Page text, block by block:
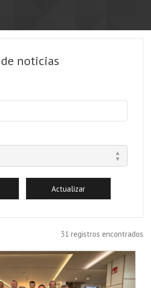
noticias
31 registros encontrados